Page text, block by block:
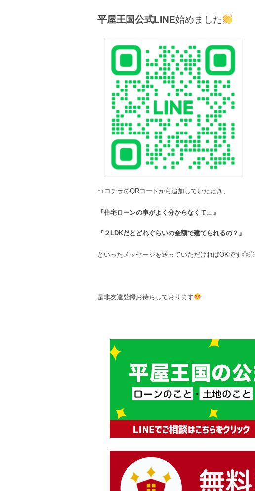
平屋王国公式LINE始めました
↑↑コチラのQRコードから追加していただき、
『住宅ローンの事がよく分からなくて…』
『２LDKだとどれぐらいの金額で建てられるの？』
といったメッセージを送っていただければOKです◎◎
是非友達登録お待ちしております